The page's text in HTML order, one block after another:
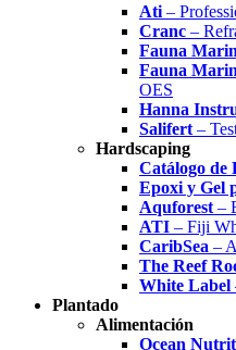
Ati –
Cranc –
Fauna Marin
Fauna Marin
OES
Hanna
Salifert –
Hardscaping
Catálogo de
Epoxi y Gel
Aquforest –
ATI – Fiji
CaribSea –
The Reef
White Label
Plantado
Alimentación
Ocean